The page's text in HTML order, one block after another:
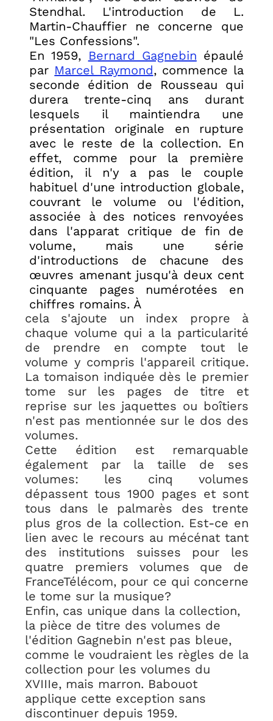
Stendhal. L'introduction de L.
Martin-Chauffier ne concerne que
"Les Confessions".
En 1959, Bernard Gagnebin épaulé
par Marcel Raymond, commence la
seconde édition de Rousseau qui
durera trente-cinq ans durant
lesquels il maintiendra une
présentation originale en rupture
avec le reste de la collection. En
effet, comme pour la première
édition, il n'y a pas le couple
habituel d'une introduction globale,
couvrant le volume ou l'édition,
associée à des notices renvoyées
dans l'apparat critique de fin de
volume, mais une série
d'introductions de chacune des
œuvres amenant jusqu'à deux cent
cinquante pages numérotées en
chiffres romains. À
cela s'ajoute un index propre à
chaque volume qui a la particularité
de prendre en compte tout le
volume y compris l'appareil critique.
La tomaison indiquée dès le premier
tome sur les pages de titre et
reprise sur les jaquettes ou boîtiers
n'est pas mentionnée sur le dos des
volumes.
Cette édition est remarquable
également par la taille de ses
volumes: les cinq volumes
dépassent tous 1900 pages et sont
tous dans le palmarès des trente
plus gros de la collection. Est-ce en
lien avec le recours au mécénat tant
des institutions suisses pour les
quatre premiers volumes que de
FranceTélécom, pour ce qui concerne
le tome sur la musique?
Enfin, cas unique dans la collection,
la pièce de titre des volumes de
l'édition Gagnebin n'est pas bleue,
comme le voudraient les règles de la
collection pour les volumes du
XVIIIe, mais marron. Babouot
applique cette exception sans
discontinuer depuis 1959.